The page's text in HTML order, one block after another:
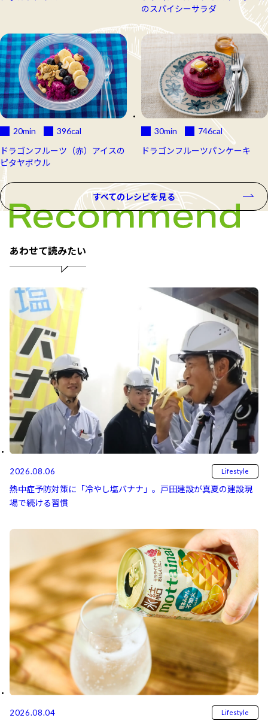
のスパイシーサラダ
20min 396cal
ドラゴンフルーツ（赤）アイスの
ピタヤボウル
30min 746cal
ドラゴンフルーツパンケーキ
すべてのレシピを見る
あわせて読みたい
2026.08.06 Lifestyle
熱中症予防対策に「冷やし塩バナナ」。戸田建設が真夏の建設現
場で続ける習慣
2026.08.04 Lifestyle